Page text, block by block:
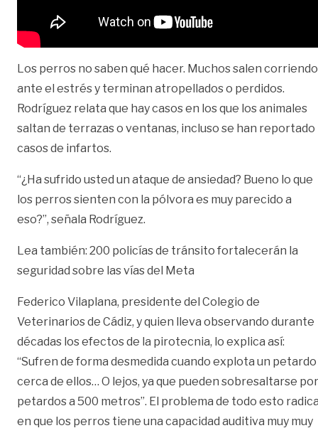
Los perros no saben qué hacer. Muchos salen corriendo
ante el estrés y terminan atropellados o perdidos.
Rodríguez relata que hay casos en los que los animales
saltan de terrazas o ventanas, incluso se han reportado
casos de infartos.
“¿Ha sufrido usted un ataque de ansiedad? Bueno lo que
los perros sienten con la pólvora es muy parecido a
eso?”, señala Rodríguez.
Lea también: 200 policías de tránsito fortalecerán la
seguridad sobre las vías del Meta
Federico Vilaplana, presidente del Colegio de
Veterinarios de Cádiz, y quien lleva observando durante
décadas los efectos de la pirotecnia, lo explica así:
“Sufren de forma desmedida cuando explota un petardo
cerca de ellos… O lejos, ya que pueden sobresaltarse por
petardos a 500 metros”. El problema de todo esto
en que los perros tiene una capacidad auditiva muy muy